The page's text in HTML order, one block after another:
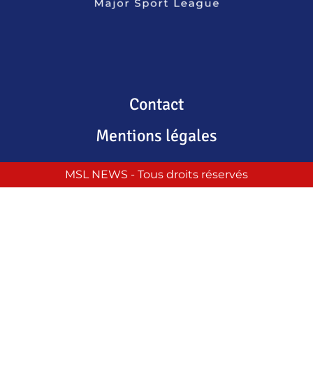
Contact
Mentions légales
MSL NEWS - Tous droits réservés